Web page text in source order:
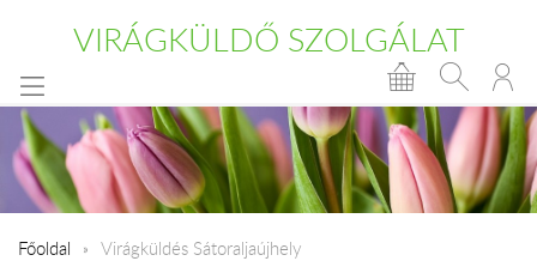
VIRÁGKÜLDŐ SZOLGÁLAT
Főoldal Virágküldés Sátoraljaújhely